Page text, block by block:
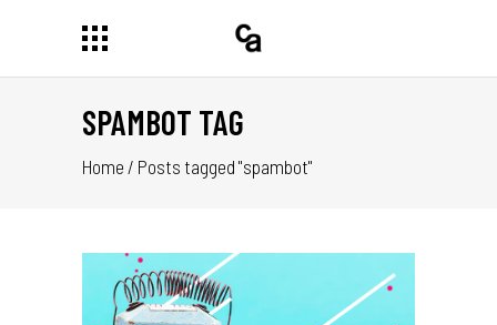
SPAMBOT TAG
Home / Posts tagged "spambot"